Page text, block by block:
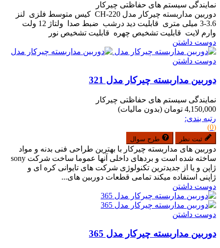
نمایندگی سیستم های حفاظتی چیرکار
دوربین مداربسته چیرکار مدل CH-220 کیس متوسط فلزی لنز
3.6-3 میلی متری قابلیت دید درشب ضبط صدا ولتاژ 12 ولت
وارم لایت قابلیت تشخیص چهره قابلیت تشخیص نور
دوست داشتن
دوست داشتن
دوربین مداربسته چیرکار مدل 321
نمایندگی سیستم های حفاظتی چیرکار
4,150,000 تومان
(بدون مالیات)
رتبه بندی:
(0)
ثبت نظر طرح سوال
دوربین های مداربسته چیرکار با بهترین طراحی فنی بدنه و مواد
ساخته شده است و بردهای داخلی آنها عموما ساخت شرکت sony
ژاپن و یا از جدیدترین تکنولوژی شرکت های تایوانی کره ای و
ژاپنی استفاده میکند تمامی قطعات دوربین های...
دوست داشتن
دوست داشتن
دوربین مداربسته چیرکار مدل 365